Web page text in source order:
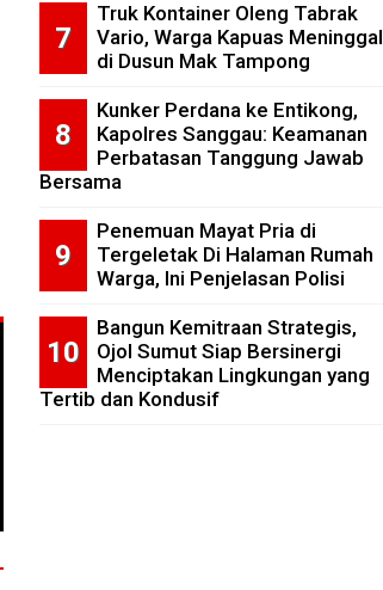
Truk Kontainer Oleng Tabrak
Vario, Warga Kapuas Meninggal
di Dusun Mak Tampong
Kunker Perdana ke Entikong,
Kapolres Sanggau: Keamanan
Perbatasan Tanggung Jawab
Bersama
Penemuan Mayat Pria di
Tergeletak Di Halaman Rumah
Warga, Ini Penjelasan Polisi
Bangun Kemitraan Strategis,
Ojol Sumut Siap Bersinergi
Menciptakan Lingkungan yang
Tertib dan Kondusif